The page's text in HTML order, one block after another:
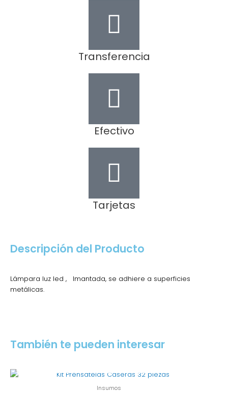
Transferencia
Efectivo
Tarjetas
Descripción del Producto
Lámpara luz led , Imantada, se adhiere a superficies
metálicas.
También te pueden interesar
Insumos